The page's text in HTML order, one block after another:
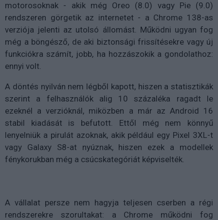
motorosoknak - akik még Oreo (8.0) vagy Pie (9.0)
rendszeren görgetik az internetet - a Chrome 138-as
verziója jelenti az utolsó állomást. Működni ugyan fog
még a böngésző, de aki biztonsági frissítésekre vagy új
funkciókra számít, jobb, ha hozzászokik a gondolathoz:
ennyi volt.
A döntés nyilván nem légből kapott, hiszen a statisztikák
szerint a felhasználók alig 10 százaléka ragadt le
ezeknél a verzióknál, miközben a már az Android 16
stabil kiadását is befutott. Ettől még nem könnyű
lenyelniük a pirulát azoknak, akik például egy Pixel 3XL-t
vagy Galaxy S8-at nyúznak, hiszen ezek a modellek
fénykorukban még a csúcskategóriát képviselték.
A vállalat persze nem hagyja teljesen cserben a régi
rendszerekre szorultakat: a Chrome működni fog